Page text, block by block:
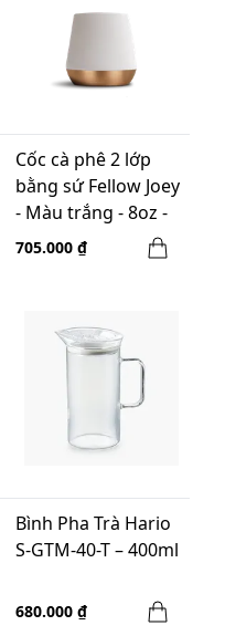
Cốc cà phê 2 lớp
bằng sứ Fellow Joey
- Màu trắng - 8oz -
235ml
705.000 ₫
Bình Pha Trà Hario
S-GTM-40-T – 400ml
680.000 ₫